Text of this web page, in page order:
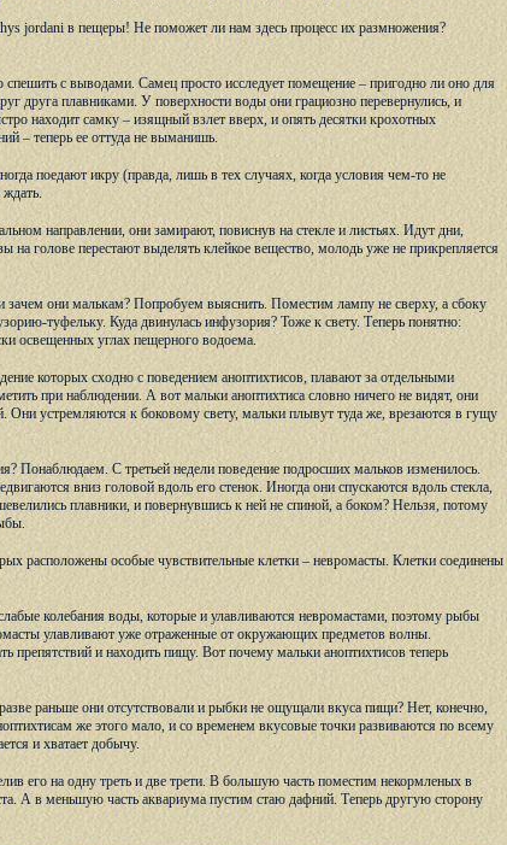
jordani в пещеры! Не поможет ли нам здесь процесс их размножения?
с выводами. Самец просто исследует помещение – пригодно ли оно для
друга плавниками. У поверхности воды они грациозно перевернулись, и
находит самку – изящный взлет вверх, и опять десятки крохотных
– теперь ее оттуда не выманишь.
поедают икру (правда, лишь в тех случаях, когда условия чем-то не
ждать.
направлении, они замирают, повиснув на стекле и листьях. Идут дни,
голове перестают выделять клейкое вещество, молодь уже не прикрепляется
зачем они малькам? Попробуем выяснить. Поместим лампу не сверху, а сбоку
туфельку. Куда двинулась инфузория? Тоже к свету. Теперь понятно:
освещенных углах пещерного водоема.
которых сходно с поведением аноптихтисов, плавают за отдельными
при наблюдении. А вот мальки аноптихтиса словно ничего не видят, они
устремляются к боковому свету, мальки плывут туда же, врезаются в гущу
Понаблюдаем. С третьей недели поведение подросших мальков изменилось.
вниз головой вдоль его стенок. Иногда они спускаются вдоль стекла,
плавники, и повернувшись к ней не спиной, а боком? Нельзя, потому
расположены особые чувствительные клетки – невромасты. Клетки соединены
колебания воды, которые и улавливаются невромастами, поэтому рыбы
улавливают уже отраженные от окружающих предметов волны.
препятствий и находить пищу. Вот почему мальки аноптихтисов теперь
раньше они отсутствовали и рыбки не ощущали вкуса пищи? Нет, конечно,
же этого мало, и со временем вкусовые точки развиваются по всему
и хватает добычу.
его на одну треть и две трети. В большую часть поместим некормленых в
А в меньшую часть аквариума пустим стаю дафний. Теперь другую сторону